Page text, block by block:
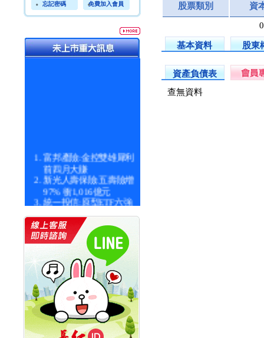
忘記密碼 免費加入會員
富邦產險:金控雙雄犀利
前四月大賺
新光人壽保險:五壽險增
97% 衝1,016億元
統一投信:原型ETF六強
統一投信:主動式ETF溢
價 被盯上
新光人壽保險:新壽Q1外
價金將達996億
宇辰系統科技:宇辰業績
創新高 啟動興櫃轉上櫃
計畫
明緯企業:明緯永續科技
競賽 以電源驅動善的力
量
秀育企業:秀育SHO-U儲
股票類別 資
基本資料 股東
資產負債表
查無資料